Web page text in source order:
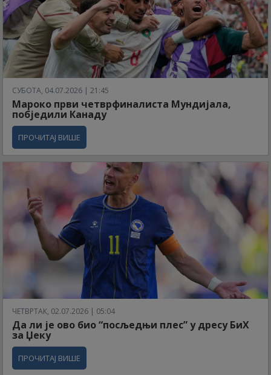
СУБОТА, 04.07.2026 | 21:45
Мароко први четврфиналиста Мундијала,
побједили Канаду
ПРОЧИТАЈ ВИШЕ
ЧЕТВРТАК, 02.07.2026 | 05:04
Да ли је ово био “посљедњи плес” у дресу БиХ
за Џеку
ПРОЧИТАЈ ВИШЕ